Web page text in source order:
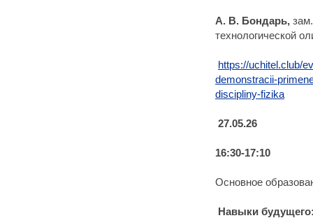
А. В. Бондарь,
технологической
https://uchitel.club/
demonstracii-
discipliny-fizika
27.05.26
16:30-17:10
Основное
Навыки